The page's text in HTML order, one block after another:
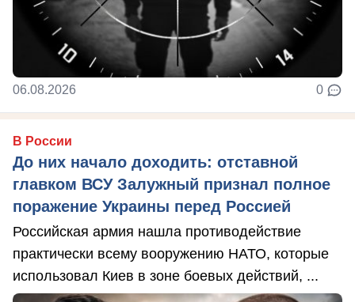
06.08.2026 0
В России
До них начало доходить: отставной
главком ВСУ Залужный признал полное
поражение Украины перед Россией
Российская армия нашла противодействие
практически всему вооружению НАТО, которые
использовал Киев в зоне боевых действий, ...